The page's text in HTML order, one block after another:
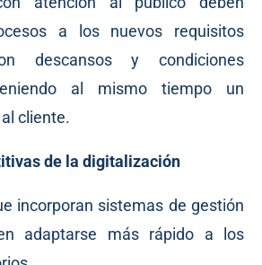
a los nuevos requisitos
descansos y condiciones
al mismo tiempo un
cliente.
de la digitalización
incorporan sistemas de gestión
adaptarse más rápido a los